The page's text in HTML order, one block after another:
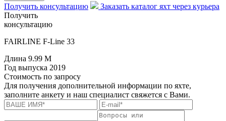
Получить консультацию
Заказать каталог яхт через курьера
Получить
консультацию
FAIRLINE F-Line 33
Длина 9.99 M
Год выпуска 2019
Стоимость по запросу
Для получения дополнительной информации по яхте,
заполните анкету и наш специалист свяжется с Вами.